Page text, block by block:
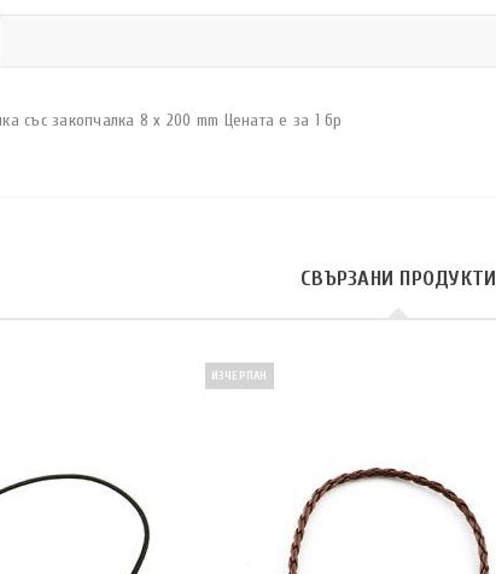
със закопчалка 8 x 200 mm Цената е за 1 бр
СВЪРЗАНИ ПРОДУКТИ
ИЗЧЕРПАН